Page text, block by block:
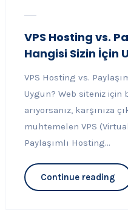
VPS Hosting vs.
Hangisi Sizin İçin
VPS Hosting vs.
Uygun? Web siteniz için
arıyorsanız, karşınıza
muhtemelen VPS
Paylaşımlı Hosting...
Continue reading